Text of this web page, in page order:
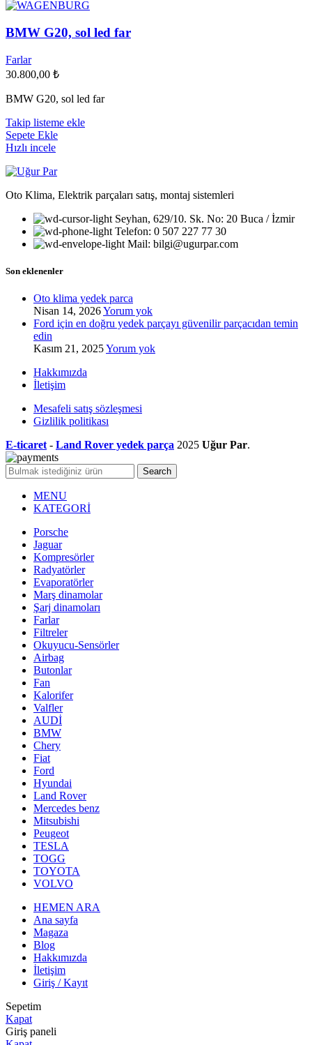
BMW G20, sol led far
Farlar
30.800,00 ₺
BMW G20, sol led far
Takip listeme ekle
Sepete Ekle
Hızlı incele
Oto Klima, Elektrik parçaları satış, montaj sistemleri
Seyhan, 629/10. Sk. No: 20 Buca / İzmir
Telefon: 0 507 227 77 30
Mail: bilgi@ugurpar.com
Son eklenenler
Oto klima yedek parca
Nisan 14, 2026Yorum yok
Ford için en doğru yedek parçayı güvenilir parçacıdan temin
edin
Kasım 21, 2025Yorum yok
Hakkımızda
İletişim
Mesafeli satış sözleşmesi
Gizlilik politikası
E-ticaret - Land Rover yedek parça 2025 Uğur Par.
Search
MENU
KATEGORİ
Porsche
Jaguar
Kompresörler
Radyatörler
Evaporatörler
Marş dinamolar
Şarj dinamoları
Farlar
Filtreler
Okuyucu-Sensörler
Airbag
Butonlar
Fan
Kalorifer
Valfler
AUDİ
BMW
Chery
Fiat
Ford
Hyundai
Land Rover
Mercedes benz
Mitsubishi
Peugeot
TESLA
TOGG
TOYOTA
VOLVO
HEMEN ARA
Ana sayfa
Magaza
Blog
Hakkımızda
İletişim
Giriş / Kayıt
Sepetim
Kapat
Giriş paneli